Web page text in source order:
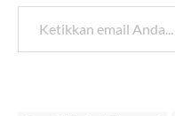
Ketikkan email Anda...